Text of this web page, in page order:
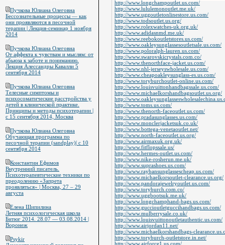
http://www.longchampoutlet.us.com/
http://www.lululemonoutlet.me.uk/
http://www.uggoutletonlinestore.us.com/
http://www.todsoutlet.us.org/
http://www.rolexwatches-uk.org.uk/
http://www.adidasnmd.me.uk/
http://www.reebokoutletstores.us.com/
http://www.oakleysunglassesoutletsale.us.com/
http://www.poloralph-lauren.us.com/
http://www.swarovskicrystals.com.co/
http://www.thenorthface-jacket.us.com/
http://www.nhl-jerseyswholesale.us.com/
http://www.cheapoakleysunglass-es.us.com/
http://www.toryburchoutlet-online.us.com/
http://www.louisvuittonhandbagssale.us.com/
http://www.michaelkorshandbagsoutlet.us.org/
http://
http://www.toms.us.com/
http://www.thenorth-faceoutlet.us.com/
http://www.pradasunglasses.us.com/
http://www.monclerjacketsuk.co.uk/
http://www.bottega-venetaoutlet.net/
http://www.north-faceoutlet.us.org/
http://www.airmaxuk.org.uk/
http://www.fitflopssale.us/
http://www.hermes-outlet.us.com/
http://www.nike-rosherun.me.uk/
http://www.suprashoes.us.com/
http://www.raybansunglassescheap.us.com/
http://www.michaelkorsoutlet-clearance.us.org/
http://www.pandorajewelryoutlet.us.com/
http://www.toryburch.com.co/
http://www.uggbootsuk.me.uk/
http://www.longchamphand-bags.us.com/
http://www.guccioutletguccihandbags.us.com/
http://www.mulberrysale.co.uk/
http://www.louisvuittonoutletauthentic.us.com/
http://www.airjordan11.net/
http://www.michaelkorshandbags-
http://www.toryburch-outletstore.in.net/
http://www.airforce1.us.com/
Пучкова Юлиана Олеговна
Бессознательные процессы — как
они проявляются в песочной
терапии | Лекция-семинар 1 ноября
2014
Пучкова Юлиана Олеговна
От аффекта к чувствам и мыслям: от
абьюза к заботе и пониманию.
Лекция Алессандры Кавалли 5
сентября 2014
Пучкова Юлиана Олеговна
Телесные симптомы и
психосоматические расстройства у
детей в клинической практике.
Принципы и методы психотерапии |
с 15 сентября 2014, Москва
Пучкова Юлиана Олеговна
Обучающая программа по
песочной терапии (sandplay)| с 10
сентября 2014
Константин Ефимов
Внутренний писатель.
Психотерапевтические техники по
преодолению «Запрета
проявляться» | Москва, 27 – 29
августа
Елена Шипилина
Летняя психологическая школа
Битюг 2014. 28.07 — 03.08.2014 |
Воронеж
Psykir